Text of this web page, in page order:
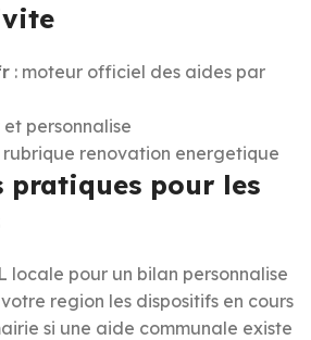
: moteur officiel des aides par
personnalise
renovation energetique
pratiques pour les
locale pour un bilan personnalise
region les dispositifs en cours
si une aide communale existe